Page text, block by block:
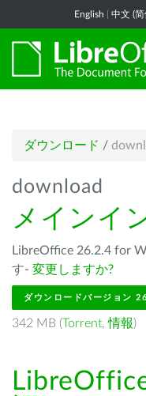
English 中文 (简
ダウンロード /
download
メインイ
LibreOffice 26.2.4 for
す- 変更しますか?
ダウンロードバージョン
342 MB (Torrent,情報)